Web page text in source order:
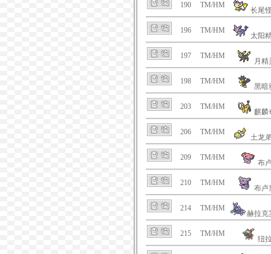
190 TM/HM
长尾
196 TM/HM
太阳
197 TM/HM
月精
198 TM/HM
黑暗
203 TM/HM
麒麟
206 TM/HM
土龙
209 TM/HM
布
210 TM/HM
布卢
214 TM/HM
赫拉克
215 TM/HM
狃